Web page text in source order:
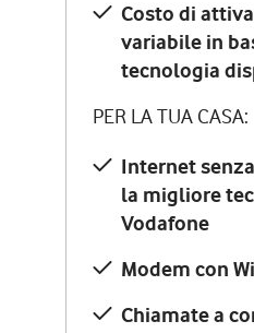
Costo di
variabile in
tecnologia
PER LA TUA CASA:
Internet
la migliore
Vodafone
Modem con
Chiamate a
Costo
PER LA TUA
Internet
la
Modem
numeri
nazionali